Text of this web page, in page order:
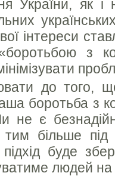
України, як
інтереси
з
до того,
боротьба з
не є
більше під
буде
людей